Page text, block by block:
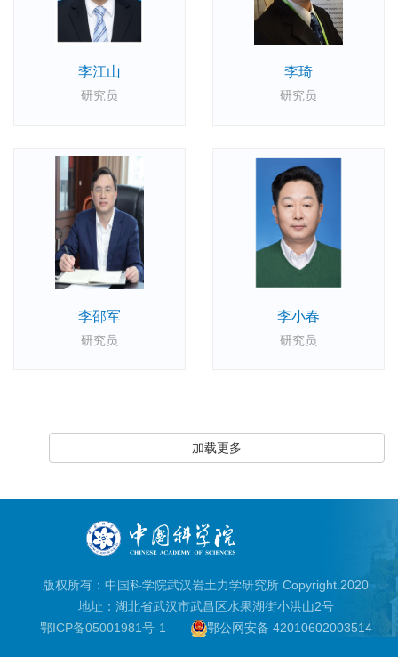
李江山
研究员
李琦
研究员
李邵军
研究员
李小春
研究员
加载更多
版权所有：中国科学院武汉岩土力学研究所 Copyright.2020
地址：湖北省武汉市武昌区水果湖街小洪山2号
鄂ICP备05001981号-1
鄂公网安备 42010602003514